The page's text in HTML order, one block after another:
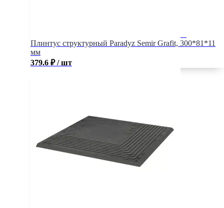
Плинтус структурный Paradyz Semir Grafit, 300*81*11
мм
379.6 ₽ / шт